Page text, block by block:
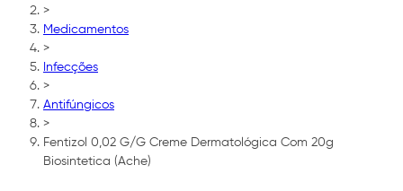
>
Medicamentos
>
Infecções
>
Antifúngicos
>
Fentizol 0,02 G/G Creme Dermatológica Com 20g
Biosintetica (Ache)